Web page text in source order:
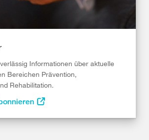
Informationen über aktuelle
Bereichen Prävention,
Rehabilitation.